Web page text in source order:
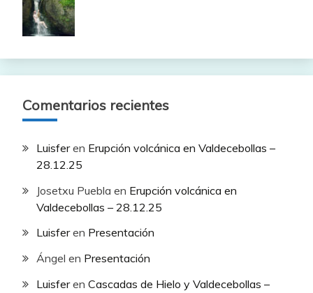
Comentarios recientes
Luisferen Erupción volcánica en Valdecebollas –
28.12.25
Josetxu Puebla en Erupción volcánica en
Valdecebollas – 28.12.25
Luisferen Presentación
Ángel en Presentación
Luisferen Cascadas de Hielo y Valdecebollas –